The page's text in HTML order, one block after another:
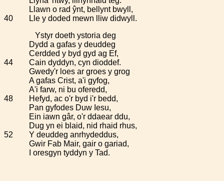
Llawn o rad ŷnt, bellynt bwyll,
40
Lle y doded mewn lliw didwyll.
Ystyr doeth ystoria deg
Dydd a gafas y deuddeg
Cerdded y byd gyd ag Ef,
44
Cain dyddyn, cyn dioddef.
Gwedy'r loes ar groes y grog
A gafas Crist, a'i gyfog,
A'i farw, ni bu oferedd,
48
Hefyd, ac o'r byd i'r bedd,
Pan gyfodes Duw Iesu,
Ein iawn gâr, o'r ddaear ddu,
Dug yn ei blaid, nid rhaid rhus,
52
Y deuddeg anrhydeddus,
Gwir Fab Mair, gair o gariad,
I oresgyn tyddyn y Tad.